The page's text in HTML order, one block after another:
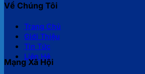
Về Chúng Tôi
Trang Chủ
Giới Thiệu
Tin Tức
Liên Hệ
Mạng Xã Hội